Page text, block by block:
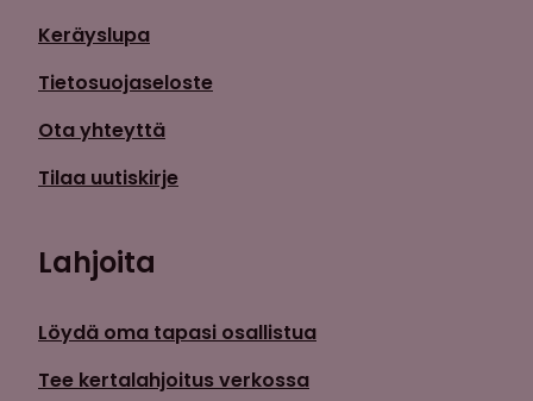
Keräyslupa
Tietosuojaseloste
Ota yhteyttä
Tilaa uutiskirje
Lahjoita
Löydä oma tapasi osallistua
Tee kertalahjoitus verkossa